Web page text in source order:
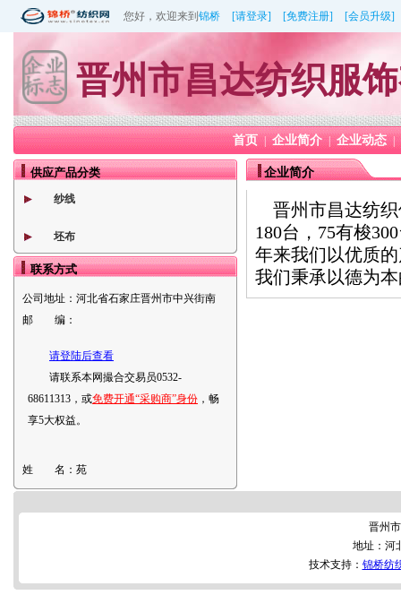
您好，欢迎来到 锦桥 [请登录] [免费注册] [会员升级]
晋州市昌达纺织服
首页 企业简介 企业动态
供应产品分类
纱线
坯布
联系方式
公司地址： 河北省石家庄晋州市中兴街南
邮 编：
请登陆后查看
请联系本网撮合交易员0532-
68611313，或免费开通“采购商”身份 ，畅
享5大权益。
姓 名： 苑
企业简介
晋州市昌达纺织
180台，75有梭
年来我们以优质
我们秉承以德为
晋州
地址：河
技术支持： 锦桥纺